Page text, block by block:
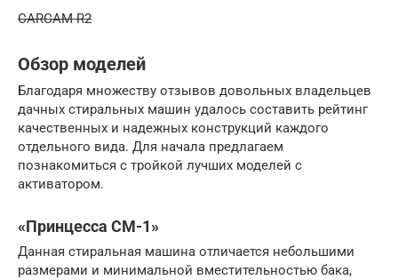
CARCAM R2
Обзор моделей
Благодаря множеству отзывов довольных владельцев
дачных стиральных машин удалось составить рейтинг
качественных и надежных конструкций каждого
отдельного вида. Для начала предлагаем
познакомиться с тройкой лучших моделей с
активатором.
«Принцесса СМ-1»
Данная стиральная машина отличается небольшими
размерами и минимальной вместительностью бака,